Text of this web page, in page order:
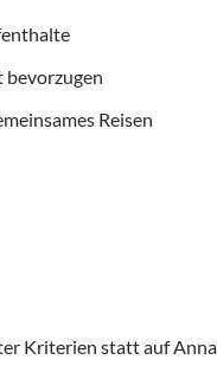
bevorzugen
Reisen
Kriterien statt auf